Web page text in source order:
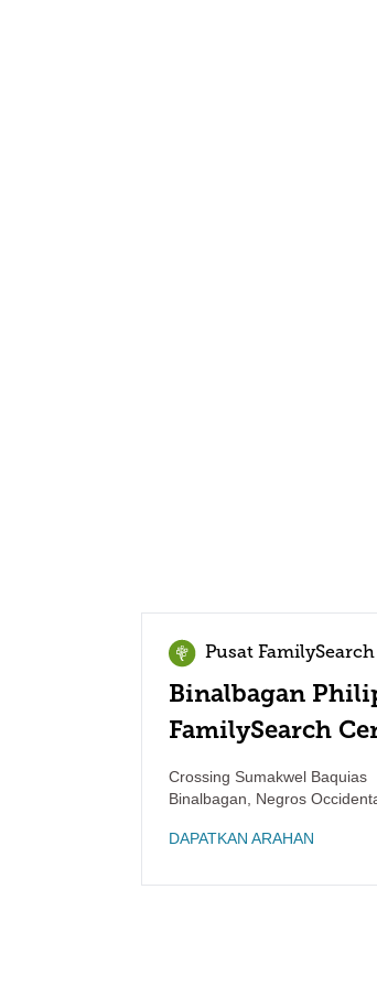
Pusat FamilySearch
Binalbagan
FamilySearch
Crossing Sumakwel Baquias
Binalbagan
Negros
DAPATKAN ARAHAN